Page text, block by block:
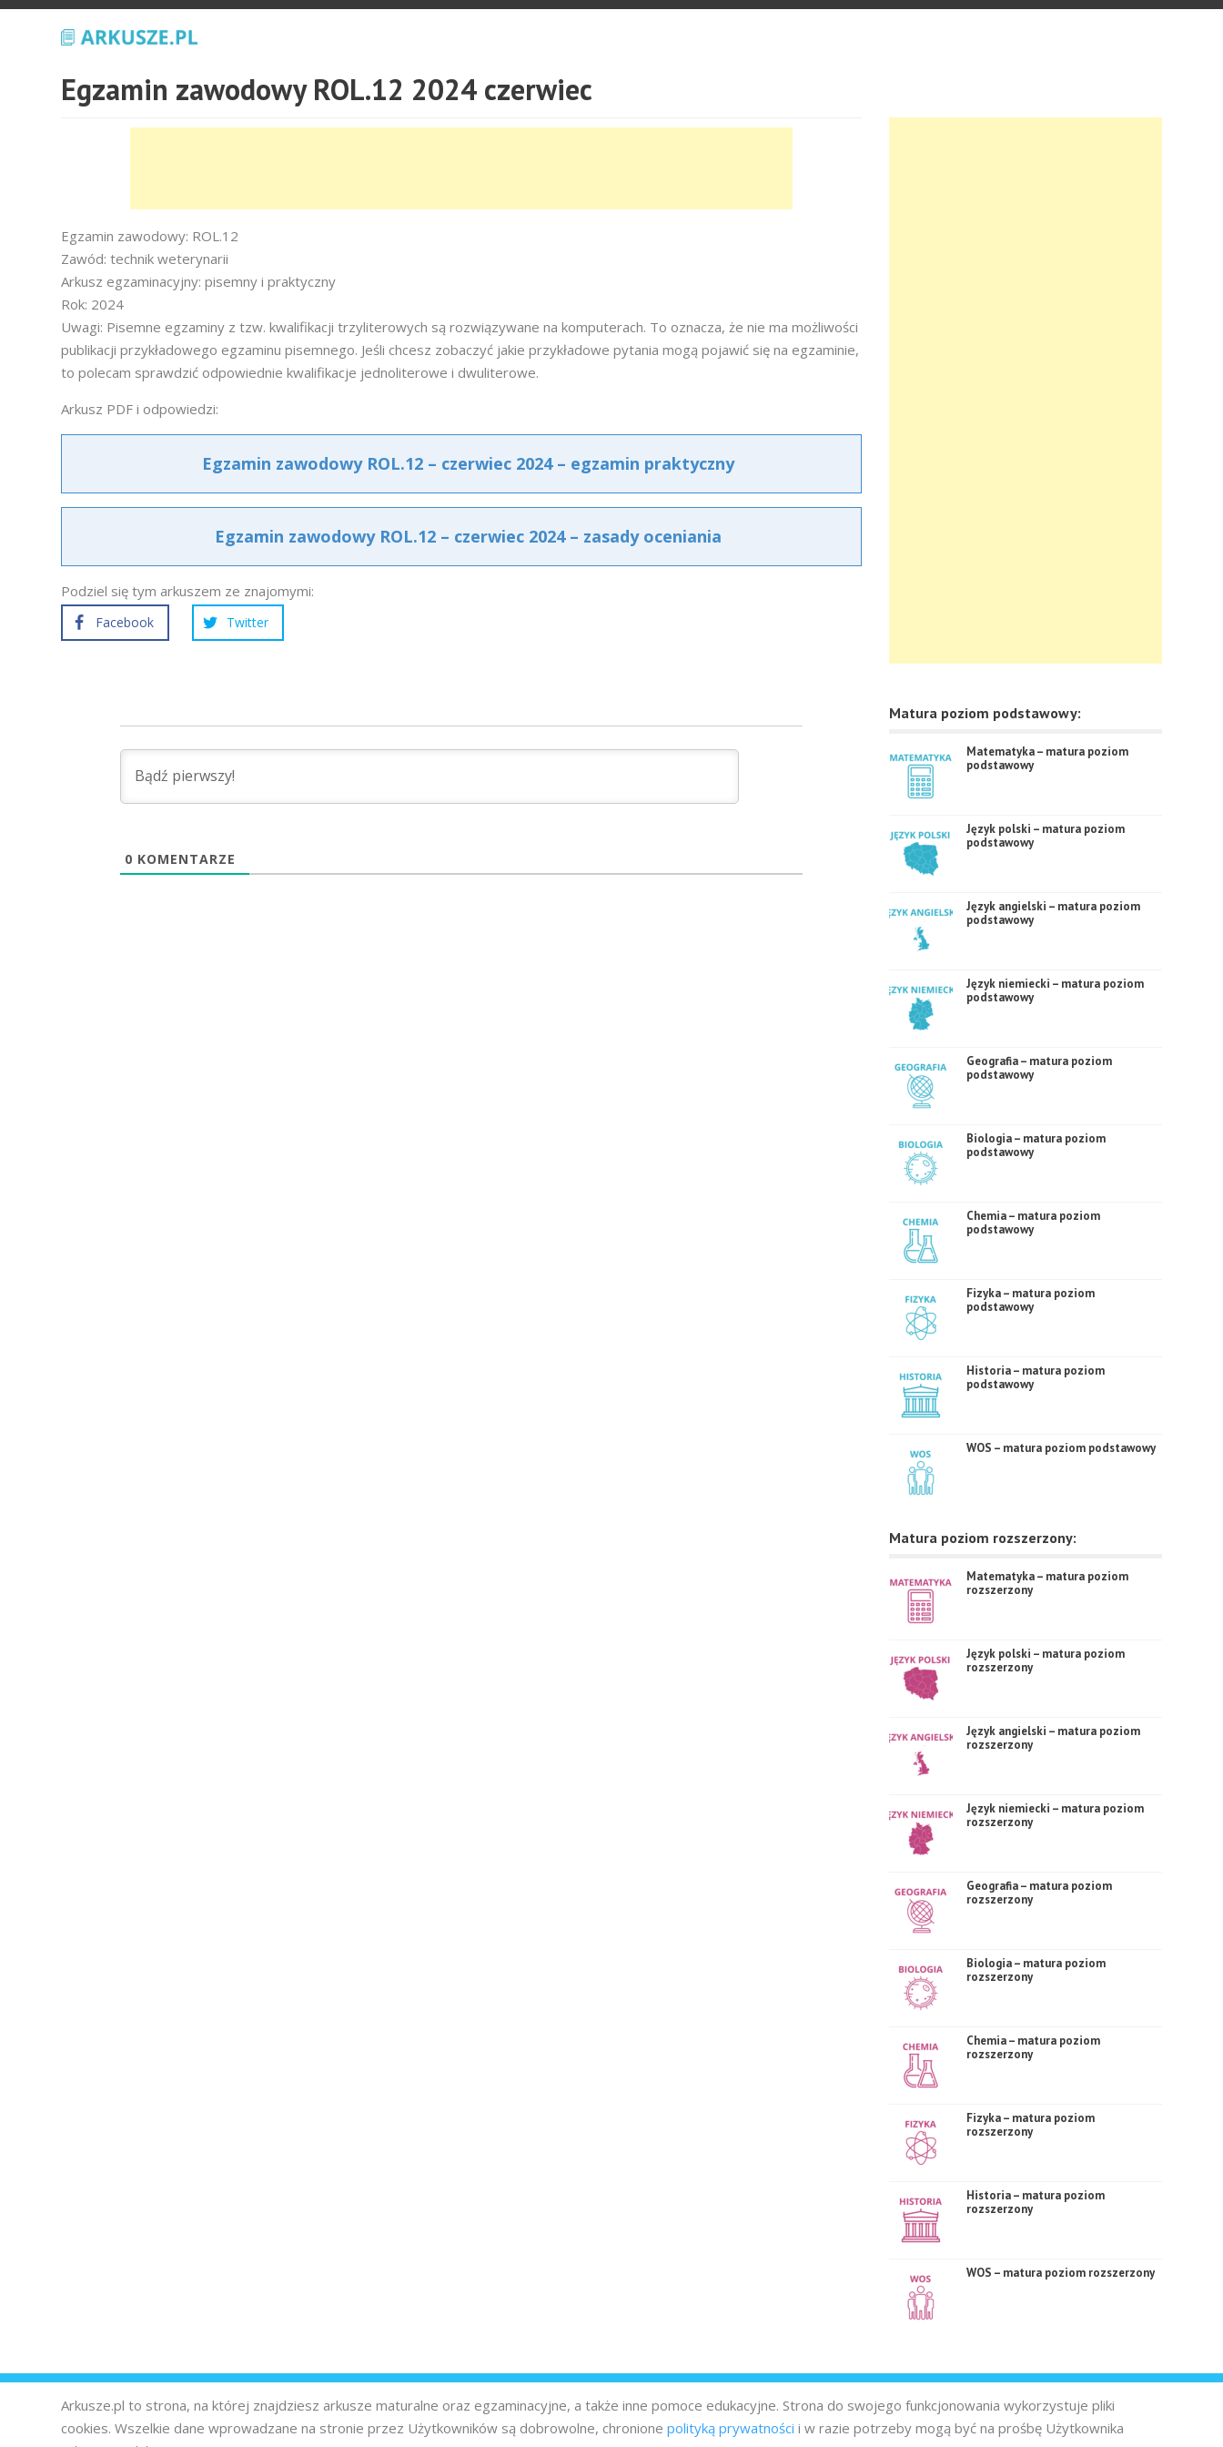
Egzamin zawodowy ROL.12 2024 czerwiec
Egzamin zawodowy: ROL.12
Zawód: technik weterynarii
Arkusz egzaminacyjny: pisemny i praktyczny
Rok: 2024
Uwagi: Pisemne egzaminy z tzw. kwalifikacji trzyliterowych są rozwiązywane na komputerach. To oznacza, że nie ma możliwości
publikacji przykładowego egzaminu pisemnego. Jeśli chcesz zobaczyć jakie przykładowe pytania mogą pojawić się na egzaminie,
to polecam sprawdzić odpowiednie kwalifikacje jednoliterowe i dwuliterowe.
Arkusz PDF i odpowiedzi:
Egzamin zawodowy ROL.12 – czerwiec 2024 – egzamin praktyczny
Egzamin zawodowy ROL.12 – czerwiec 2024 – zasady oceniania
Podziel się tym arkuszem ze znajomymi:
Facebook Twitter
0 KOMENTARZE
Matura poziom podstawowy:
Matematyka – matura poziom
podstawowy
Język polski – matura poziom
podstawowy
Język angielski – matura poziom
podstawowy
Język niemiecki – matura poziom
podstawowy
Geografia – matura poziom
podstawowy
Biologia – matura poziom
podstawowy
Chemia – matura poziom
podstawowy
Fizyka – matura poziom
podstawowy
Historia – matura poziom
podstawowy
WOS – matura poziom podstawowy
Matura poziom rozszerzony:
Matematyka – matura poziom
rozszerzony
Język polski – matura poziom
rozszerzony
Język angielski – matura poziom
rozszerzony
Język niemiecki – matura poziom
rozszerzony
Geografia – matura poziom
rozszerzony
Biologia – matura poziom
rozszerzony
Chemia – matura poziom
rozszerzony
Fizyka – matura poziom
rozszerzony
Historia – matura poziom
rozszerzony
WOS – matura poziom rozszerzony
Arkusze.pl to strona, na której znajdziesz arkusze maturalne oraz egzaminacyjne, a także inne pomoce edukacyjne. Strona do swojego funkcjonowania wykorzystuje pliki
cookies. Wszelkie dane wprowadzane na stronie przez Użytkowników są dobrowolne, chronione polityką prywatności i w razie potrzeby mogą być na prośbę Użytkownika